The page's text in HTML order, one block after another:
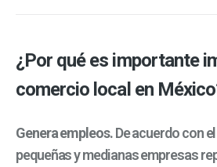
¿Por qué es importante
comercio local en
Genera empleos.De acuerdo con
pequeñas y medianas empresas